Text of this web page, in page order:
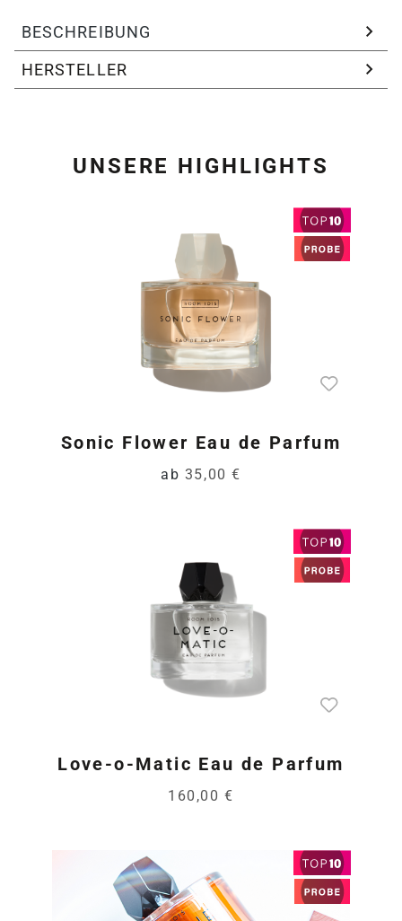
BESCHREIBUNG
HERSTELLER
UNSERE HIGHLIGHTS
Sonic Flower Eau de Parfum
ab 35,00 €
Love-o-Matic Eau de Parfum
160,00 €